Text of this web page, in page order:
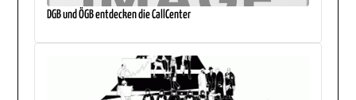
DGB und ÖGB entdecken die CallCenter